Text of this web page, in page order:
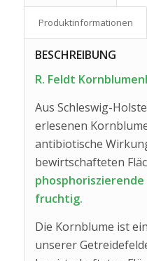
Produkt­informationen
BESCHREIBUNG
R. Feldt
Aus Schleswig-
erlesenen
antibiotische
bewirtschafteten
fruchtig.
Die Kornblume ist
unserer